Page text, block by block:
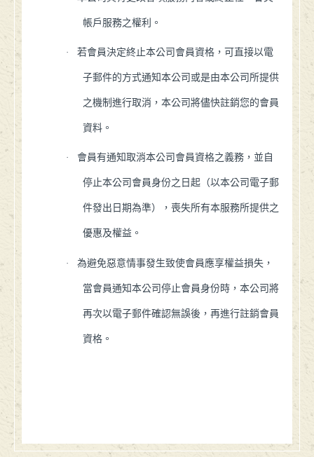
帳戶服務之權利。
· 若會員決定終止本公司會員資格，可直接以電
子郵件的方式通知本公司或是由本公司所提供
之機制進行取消，本公司將儘快註銷您的會員
資料。
· 會員有通知取消本公司會員資格之義務，並自
停止本公司會員身份之日起（以本公司電子郵
件發出日期為準），喪失所有本服務所提供之
優惠及權益。
· 為避免惡意情事發生致使會員應享權益損失，
當會員通知本公司停止會員身份時，本公司將
再次以電子郵件確認無誤後，再進行註銷會員
資格。